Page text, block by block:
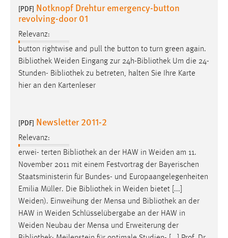
[PDF] Notknopf Drehtur emergency-button
revolving-door 01
Relevanz:
button rightwise and pull the button to turn green again.
Bibliothek Weiden Eingang zur 24h-Bibliothek Um die 24-
Stunden- Bibliothek zu betreten, halten Sie Ihre Karte
hier an den Kartenleser
[PDF] Newsletter 2011-2
Relevanz:
erwei- terten Bibliothek an der HAW in Weiden am 11.
November 2011 mit einem Festvortrag der Bayerischen
Staatsministerin für Bundes- und Europaangelegenheiten
Emilia Müller. Die Bibliothek in Weiden bietet [...]
Weiden). Einweihung der Mensa und Bibliothek an der
HAW in Weiden Schlüsselübergabe an der HAW in
Weiden Neubau der Mensa und Erweiterung der
Performance
Name:
staticfilecache
Zweck:
Für performante Seitenauslieferung wird in diesem Cookie
Sprachpräferenz
Name:
Zweck:
Das Cookie speichert die gewählte Sprache der Website.
Cookie Laufzeit: